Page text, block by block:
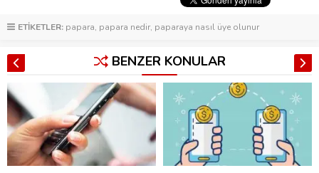
ETİKETLER: papara, papara nedir, paparaya nasıl üye olunur
BENZER KONULAR